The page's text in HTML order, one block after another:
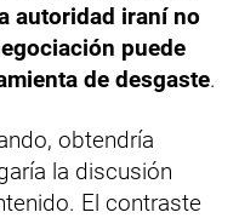
autoridad iraní no
puede
de desgaste.
obtendría
la discusión
El contraste